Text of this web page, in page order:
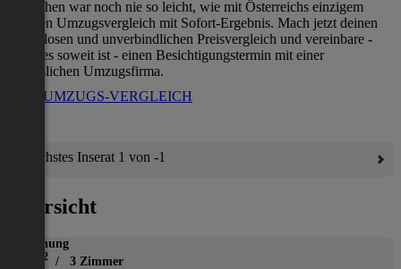
Umziehen war noch nie so leicht, wie mit Österreichs einzigem
direkten Umzugsvergleich mit Sofort-Ergebnis. Mach jetzt deinen
kostenlosen und unverbindlichen Preisvergleich und vereinbare -
wenn es soweit ist - einen Besichtigungstermin mit einer
verlässlichen Umzugsfirma.
ZUM UMZUGS-VERGLEICH
Nächstes Inserat 1 von -1
Übersicht
Wohnung
2 / 3 Zimmer